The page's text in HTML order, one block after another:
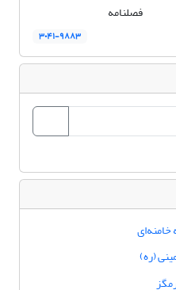
فصلنامه
۳۰۴۱-۹۸۸۳